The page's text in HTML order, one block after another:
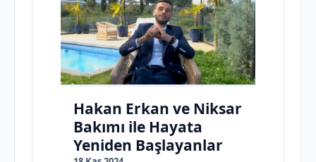
Hakan Erkan ve Niksar
Bakımı ile Hayata
Yeniden Başlayanlar